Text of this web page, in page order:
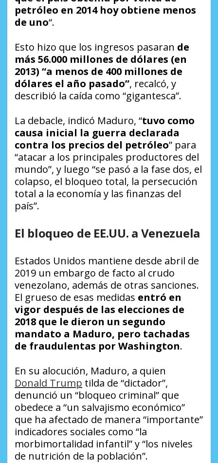
petróleo en 2014 hoy obtiene menos
de uno“.
Esto hizo que los ingresos pasaran de
más 56.000 millones de dólares (en
2013) “a menos de 400 millones de
dólares el año pasado”, recalcó, y
describió la caída como “gigantesca”.
La debacle, indicó Maduro, “tuvo como
causa inicial la guerra declarada
contra los precios del petróleo” para
“atacar a los principales productores del
mundo”, y luego “se pasó a la fase dos, el
colapso, el bloqueo total, la persecución
total a la economía y las finanzas del
país”.
El bloqueo de EE.UU. a Venezuela
Estados Unidos mantiene desde abril de
2019 un embargo de facto al crudo
venezolano, además de otras sanciones.
El grueso de esas medidas entró en
vigor después de las elecciones de
2018 que le dieron un segundo
mandato a Maduro, pero tachadas
de fraudulentas por Washington.
En su alocución, Maduro, a quien
Donald Trump tilda de “dictador”,
denunció un “bloqueo criminal” que
obedece a “un salvajismo económico”
que ha afectado de manera “importante”
indicadores sociales como “la
morbimortalidad infantil” y “los niveles
de nutrición de la población”.